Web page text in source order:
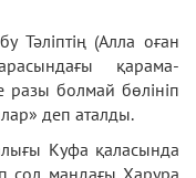
Тәліптің (Алла оған
қарама-
болмай бөлініп
деп аталды.
Куфа қаласында
сол маңдағы Харура